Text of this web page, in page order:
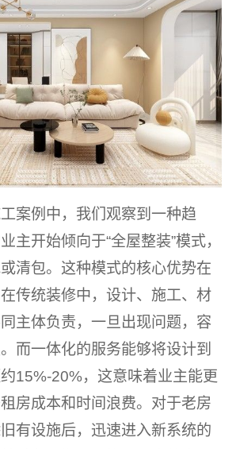
案例中，我们观察到一种趋
主开始倾向于“全屋整装”模式，
清包。这种模式的核心优势在
传统装修中，设计、施工、材
主体负责，一旦出现问题，容
而一体化的服务能够将设计到
15%-20%，这意味着业主能更
房成本和时间浪费。对于老房
有设施后，迅速进入新系统的